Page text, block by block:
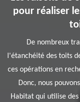
pour réaliser
De nombreux
l'étanchéité des toits
ces opérations en
Donc, nous
Habitat qui utilise